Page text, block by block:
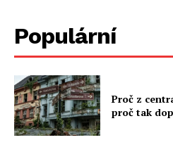
Populární
Proč z
proč tak